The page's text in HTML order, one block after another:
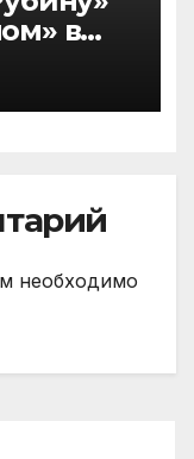
в
необходимо